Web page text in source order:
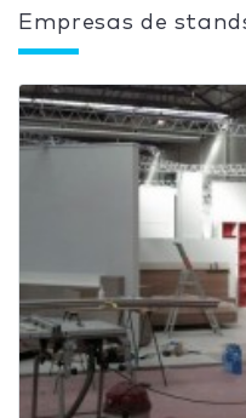
Empresas de